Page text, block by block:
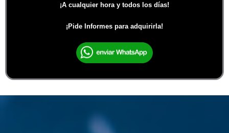
¡A cualquier hora y todos los días!
¡Pide Informes para adquirirla!